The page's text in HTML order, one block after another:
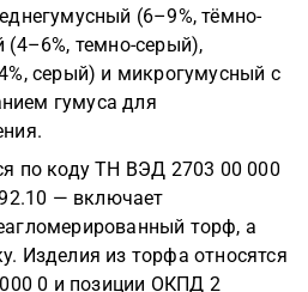
(6–9%, тёмно-
темно-серый),
серый) и микрогумусный с
гумуса для
по коду ТН ВЭД 2703 00 000
— включает
торф, а
Изделия из торфа относятся
0 и позиции ОКПД 2